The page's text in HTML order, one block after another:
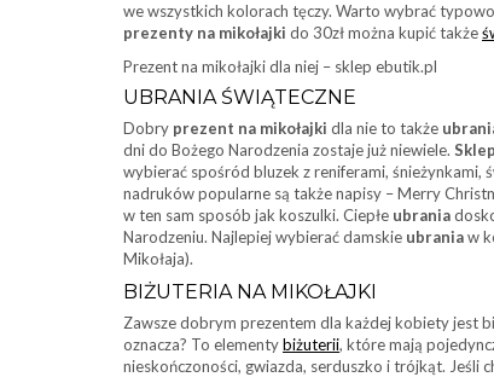
we wszystkich kolorach tęczy. Warto wybrać
prezenty na mikołajki do 30zł można kupić także
Prezent na mikołajki dla niej – sklep ebutik.pl
UBRANIA ŚWIĄTECZNE
Dobry prezent na mikołajki dla nie to także
dni do Bożego Narodzenia zostaje już niewiele.
wybierać spośród bluzek z reniferami, śnieżynkami,
nadruków popularne są także napisy – Merry
w ten sam sposób jak koszulki. Ciepłe ubrania
Narodzeniu. Najlepiej wybierać damskie ubraniaw
Mikołaja).
BIŻUTERIA NA MIKOŁAJKI
Zawsze dobrym prezentem dla każdej kobiety jest
oznacza? To elementybiżuterii, które mają
nieskończoności, gwiazda, serduszko i trójkąt. Jeśli